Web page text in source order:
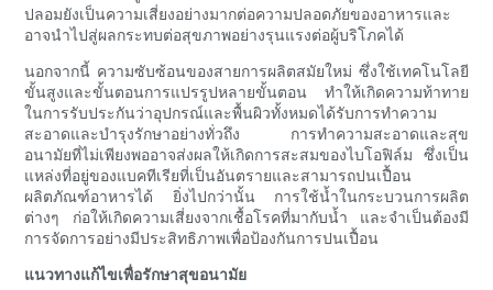
ปลอมยังเป็นความเสี่ยงอย่างมากต่อความปลอดภัยของอาหารและ
อาจนำไปสู่ผลกระทบต่อสุขภาพอย่างรุนแรงต่อผู้บริโภคได้
นอกจากนี้ ความซับซ้อนของสายการผลิตสมัยใหม่ ซึ่งใช้เทคโนโลยี
ขั้นสูงและขั้นตอนการแปรรูปหลายขั้นตอน ทำให้เกิดความท้าทาย
ในการรับประกันว่าอุปกรณ์และพื้นผิวทั้งหมดได้รับการทำความ
สะอาดและบำรุงรักษาอย่างทั่วถึง การทำความสะอาดและสุข
อนามัยที่ไม่เพียงพออาจส่งผลให้เกิดการสะสมของไบโอฟิล์ม ซึ่งเป็น
แหล่งที่อยู่ของแบคทีเรียที่เป็นอันตรายและสามารถปนเปื้อน
ผลิตภัณฑ์อาหารได้ ยิ่งไปกว่านั้น การใช้น้ำในกระบวนการผลิต
ต่างๆ ก่อให้เกิดความเสี่ยงจากเชื้อโรคที่มากับน้ำ และจำเป็นต้องมี
การจัดการอย่างมีประสิทธิภาพเพื่อป้องกันการปนเปื้อน
แนวทางแก้ไขเพื่อรักษาสุขอนามัย